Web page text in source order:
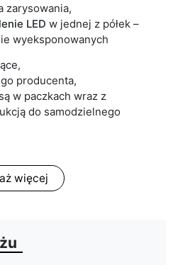
zarysowania,
LED w jednej z półek –
wyeksponowanych
producenta,
w paczkach wraz z
do samodzielnego
więcej